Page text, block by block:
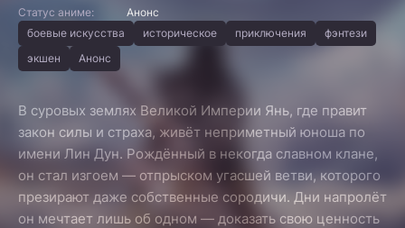
Статус аниме:
Анонс
боевые искусства
историческое приключения
фэнтези
экшен
Анонс
В суровых землях Великой Империи Янь, где правит
закон силы и страха, живёт неприметный юноша по
имени Лин Дун. Рождённый в некогда славном клане,
он стал изгоем — отпрыском угасшей ветви, которого
презирают даже собственные сородичи. Дни напролёт
он мечтает лишь об одном — доказать свою ценность